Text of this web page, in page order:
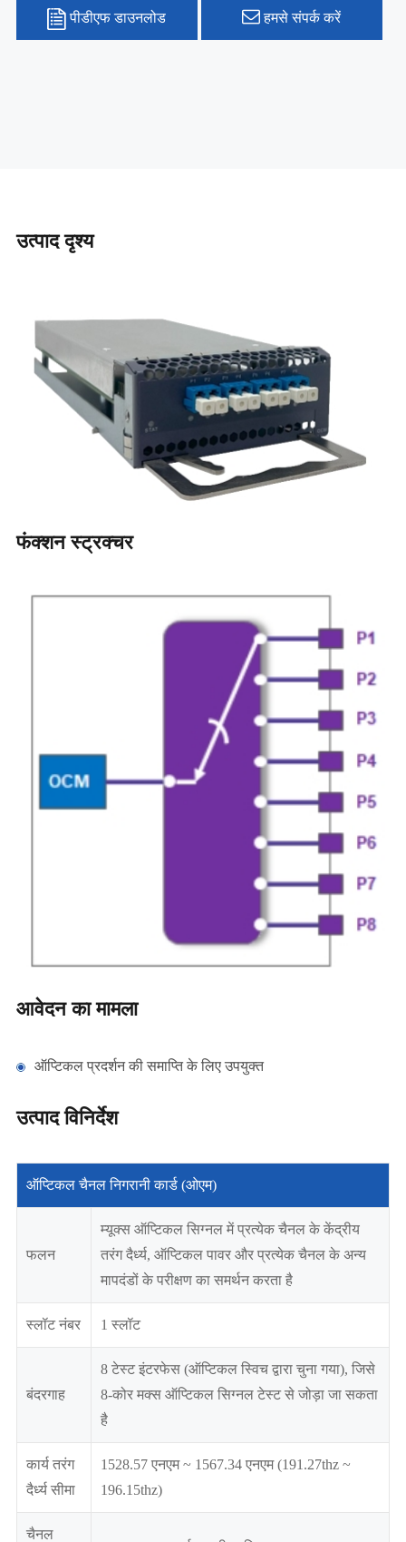
पीडीएफ डाउनलोड हमसे संपर्क करें
उत्पाद दृश्य
फंक्शन स्ट्रक्चर
आवेदन का मामला
ऑप्टिकल प्रदर्शन की समाप्ति के लिए उपयुक्त
उत्पाद विनिर्देश
ऑप्टिकल चैनल निगरानी कार्ड (ओएम)
फलन
म्यूक्स ऑप्टिकल सिग्नल में प्रत्येक चैनल के केंद्रीय
तरंग दैर्ध्य, ऑप्टिकल पावर और प्रत्येक चैनल के अन्य
मापदंडों के परीक्षण का समर्थन करता है
स्लॉट नंबर 1 स्लॉट
बंदरगाह
8 टेस्ट इंटरफेस (ऑप्टिकल स्विच द्वारा चुना गया), जिसे
8-कोर मक्स ऑप्टिकल सिग्नल टेस्ट से जोड़ा जा सकता
है
कार्य तरंग
दैर्ध्य सीमा
1528.57 एनएम ~ 1567.34 एनएम (191.27thz ~
196.15thz)
चैनल